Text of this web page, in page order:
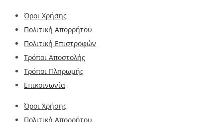
Όροι Χρήσης
Πολιτική Απορρήτου
Πολιτική Επιστροφών
Τρόποι Αποστολής
Τρόποι Πληρωμής
Επικοινωνία
Όροι Χρήσης
Πολιτική Απορρήτου